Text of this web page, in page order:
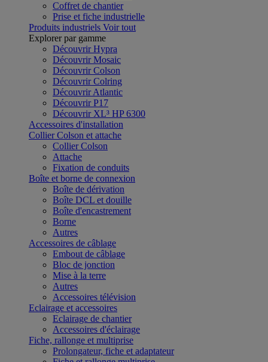
Coffret de chantier
Prise et fiche industrielle
Produits industriels Voir tout
Explorer par gamme
Découvrir Hypra
Découvrir Mosaic
Découvrir Colson
Découvrir Colring
Découvrir Atlantic
Découvrir P17
Découvrir XL³ HP 6300
Accessoires d'installation
Collier Colson et attache
Collier Colson
Attache
Fixation de conduits
Boîte et borne de connexion
Boîte de dérivation
Boîte DCL et douille
Boîte d'encastrement
Borne
Autres
Accessoires de câblage
Embout de câblage
Bloc de jonction
Mise à la terre
Autres
Accessoires télévision
Eclairage et accessoires
Eclairage de chantier
Accessoires d'éclairage
Fiche, rallonge et multiprise
Prolongateur, fiche et adaptateur